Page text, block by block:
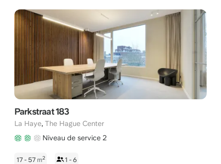
Parkstraat 183
La Haye, The Hague Center
Niveau de service 2
17 - 57 m2 1 - 6